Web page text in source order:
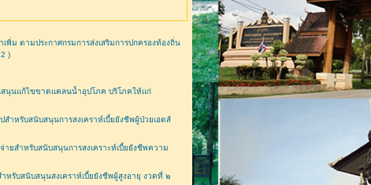
ม ตามประกาศกรมการส่งเสริมการปกครองท้องถิ่น
)
นุนแก้ไขขาดแคลนน้ำอุปโภค บริโภคให้แก่
หรับสนับสนุนการสงเคราห์เบี้ยยังชีพผู้ป่วยเอดส์
สำหรับสนับสนุนการสงเคราะห์เบี้ยยังชีพความ
รับสนับสนุนสงเคราห์เบี้ยยังชีพผู้สูงอายุ งวดที่ ๒